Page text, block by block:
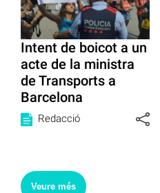
Intent de boicot a un
acte de la ministra
de Transports a
Barcelona
Redacció
Veure més